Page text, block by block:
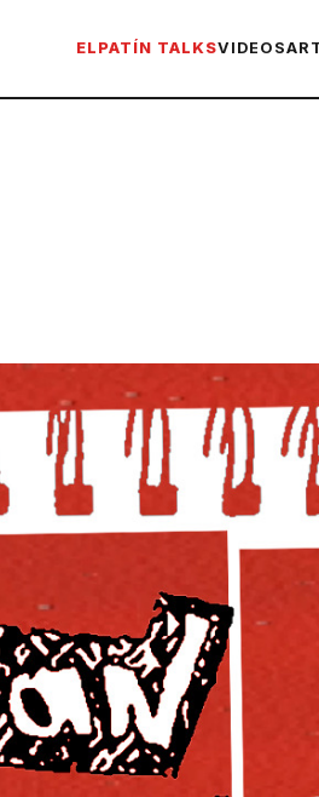
ELPATÍN TALKSVIDEOS